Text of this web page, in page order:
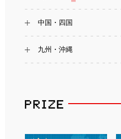
中国・四国
九州・沖縄